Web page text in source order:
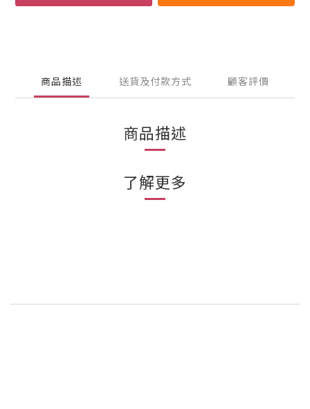
商品描述 送貨及付款方式 顧客評價
商品描述
了解更多